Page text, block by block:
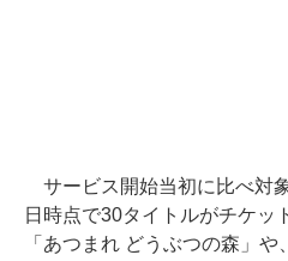
サービス開始当初に比べ対
日時点で30タイトルがチケッ
「あつまれ どうぶつの森」